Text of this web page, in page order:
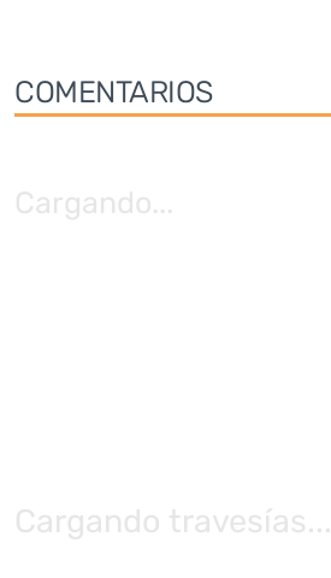
COMENTARIOS
Cargando...
Cargando travesías...